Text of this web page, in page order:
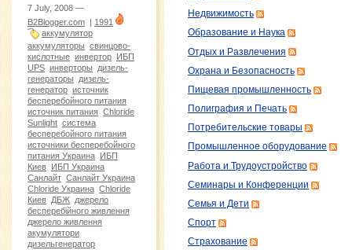
7 July, 2008 —
B2Blogger.com | 1991
аккумулятор
аккумуляторы свинцово-
кислотные инвертор ИБП
UPS инверторы
дизель-
генераторы
дизель-
генератор источник
бесперебойного питания
источник питания Chloride
Sunlight система
бесперебойного питания
источники бесперебойного
питания Украина ИБП
Киев ИБП Украина
Санлайт Санлайт Украина
Chloride Украина Chloride
Киев ДБЖ джерело
бесперебійного живлення
джерело живлення
акумулятори
дизельгенератор
Недвижимость
Образование и Наука
Отдых и Развлечения
Охрана и Безопасность
Пищевая промышленность
Полиграфия и Печать
Потребительские товары
Промышленное оборудование
Работа и Трудоустройство
Семинары и Конференции
Семья и Дети
Спорт
Страхование